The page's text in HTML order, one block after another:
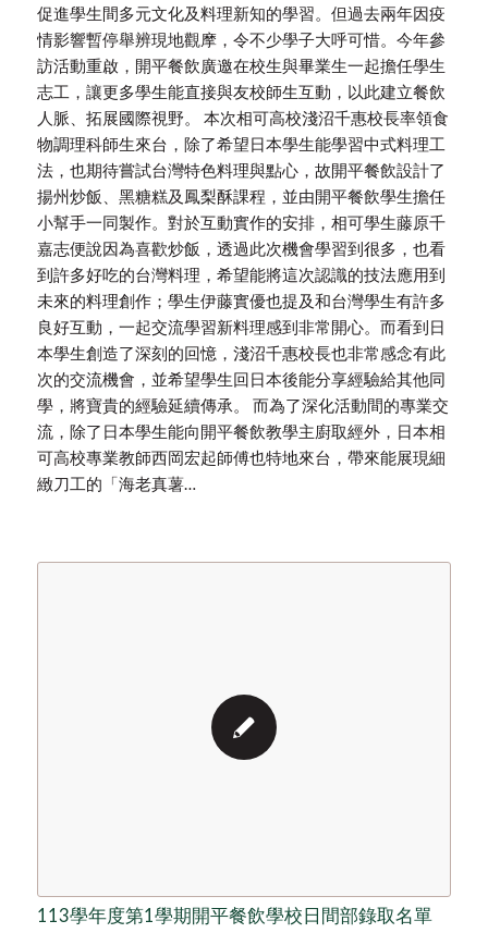
促進學生間多元文化及料理新知的學習。但過去兩年因疫
情影響暫停舉辨現地觀摩，令不少學子大呼可惜。今年參
訪活動重啟，開平餐飲廣邀在校生與畢業生一起擔任學生
志工，讓更多學生能直接與友校師生互動，以此建立餐飲
人脈、拓展國際視野。 本次相可高校淺沼千惠校長率領食
物調理科師生來台，除了希望日本學生能學習中式料理工
法，也期待嘗試台灣特色料理與點心，故開平餐飲設計了
揚州炒飯、黑糖糕及鳳梨酥課程，並由開平餐飲學生擔任
小幫手一同製作。對於互動實作的安排，相可學生藤原千
嘉志便說因為喜歡炒飯，透過此次機會學習到很多，也看
到許多好吃的台灣料理，希望能將這次認識的技法應用到
未來的料理創作；學生伊藤實優也提及和台灣學生有許多
良好互動，一起交流學習新料理感到非常開心。而看到日
本學生創造了深刻的回憶，淺沼千惠校長也非常感念有此
次的交流機會，並希望學生回日本後能分享經驗給其他同
學，將寶貴的經驗延續傳承。 而為了深化活動間的專業交
流，除了日本學生能向開平餐飲教學主廚取經外，日本相
可高校專業教師西岡宏起師傅也特地來台，帶來能展現細
緻刀工的「海老真薯…
113學年度第1學期開平餐飲學校日間部錄取名單